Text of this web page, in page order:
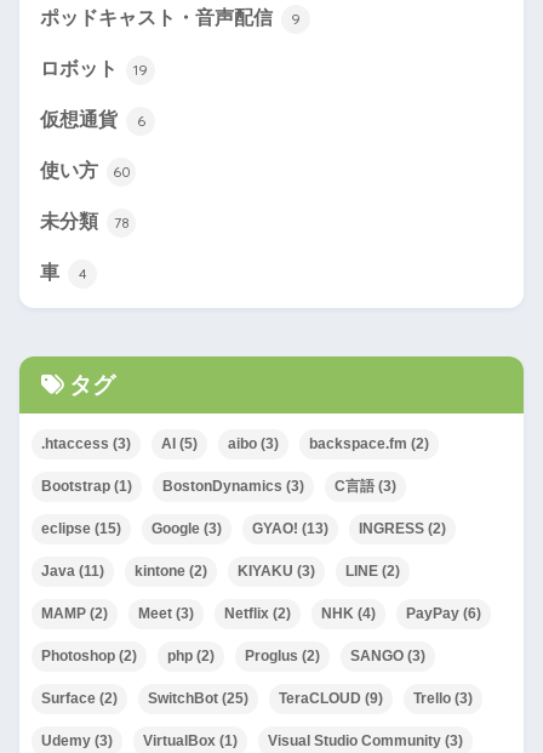
ポッドキャスト・音声配信 9
ロボット 19
仮想通貨 6
使い方 60
未分類 78
車 4
タグ
.htaccess (3) AI (5) aibo (3) backspace.fm (2)
Bootstrap (1) BostonDynamics (3) C言語 (3)
eclipse (15) Google (3) GYAO! (13) INGRESS (2)
Java (11) kintone (2) KIYAKU (3) LINE (2)
MAMP (2) Meet (3) Netflix (2) NHK (4) PayPay (6)
Photoshop (2) php (2) Proglus (2) SANGO (3)
Surface (2) SwitchBot (25) TeraCLOUD (9) Trello (3)
Udemy (3) VirtualBox (1) Visual Studio Community (3)